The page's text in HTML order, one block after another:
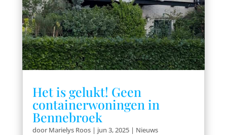
Het is gelukt! Geen
containerwoningen in
Bennebroek
doorMarielys Roos| jun 3, 2025| Nieuws